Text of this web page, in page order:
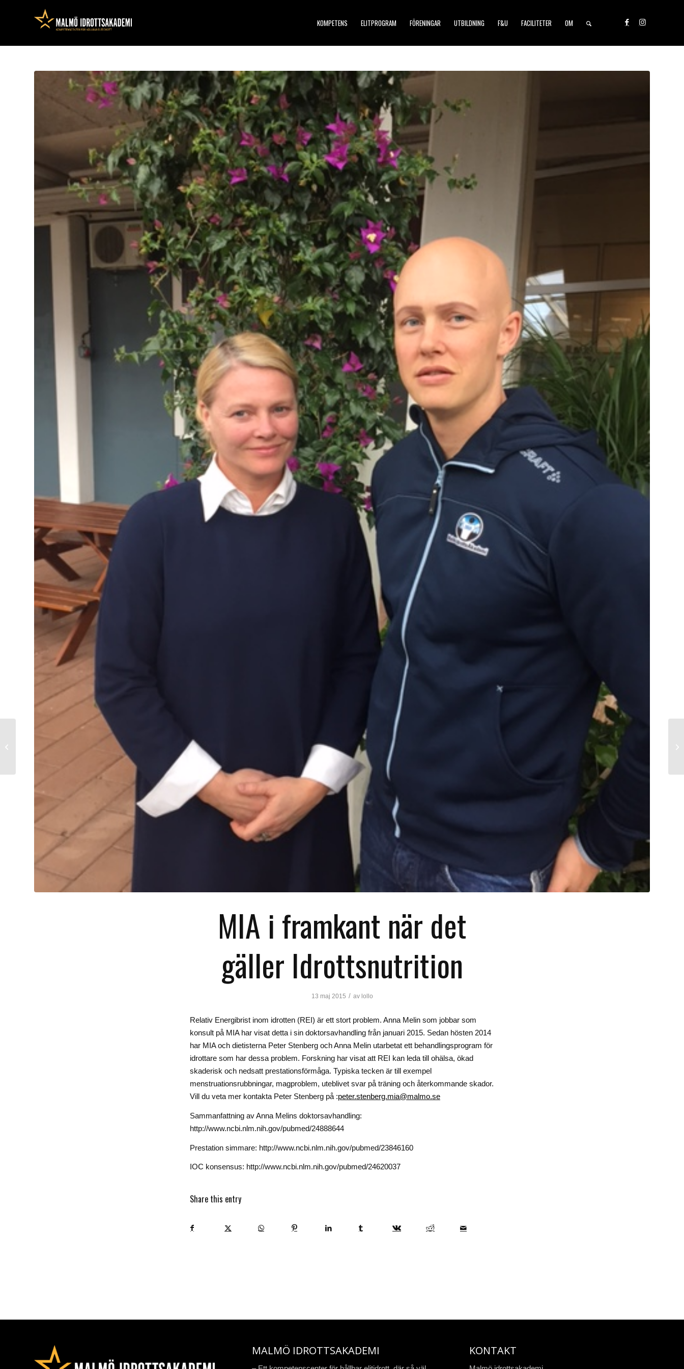
KOMPETENS ELITPROGRAM FÖRENINGAR UTBILDNING F&U FACILITETER OM
MIA i framkant när det
gäller Idrottsnutrition
13 maj 2015 / av lollo
Relativ Energibrist inom idrotten (REI) är ett stort problem. Anna Melin som jobbar som
konsult på MIA har visat detta i sin doktorsavhandling från januari 2015. Sedan hösten 2014
har MIA och dietisterna Peter Stenberg och Anna Melin utarbetat ett behandlingsprogram för
idrottare som har dessa problem. Forskning har visat att REI kan leda till ohälsa, ökad
skaderisk och nedsatt prestationsförmåga. Typiska tecken är till exempel
menstruationsrubbningar, magproblem, uteblivet svar på träning och återkommande skador.
Vill du veta mer kontakta Peter Stenberg på :peter.stenberg.mia@malmo.se
Sammanfattning av Anna Melins doktorsavhandling:
http://www.ncbi.nlm.nih.gov/pubmed/24888644
Prestation simmare: http://www.ncbi.nlm.nih.gov/pubmed/23846160
IOC konsensus: http://www.ncbi.nlm.nih.gov/pubmed/24620037
Share this entry
MALMÖ IDROTTSAKADEMI KONTAKT
Peter lyfter MIA till en
ny nivå